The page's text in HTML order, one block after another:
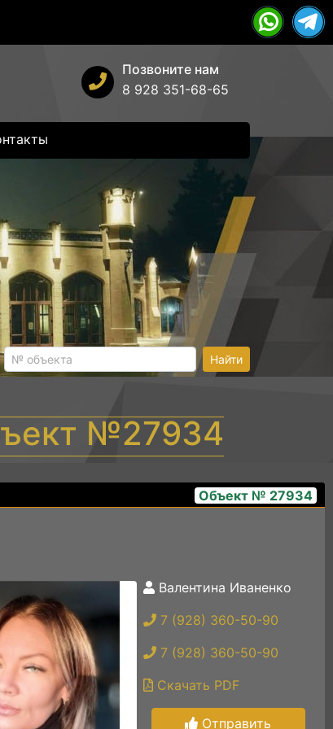
Позвоните нам
8 928 351-68-65
Найти
№27934
Объект № 27934
Валентина Иваненко
7 (928) 360-50-90
7 (928) 360-50-90
Скачать PDF
Отправить